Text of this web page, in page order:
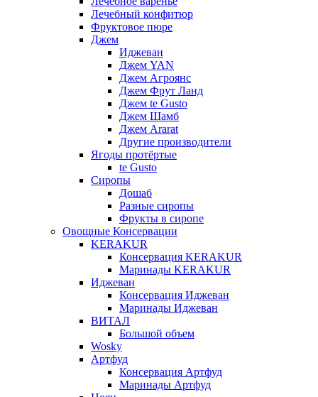
Лечебный конфитюр
Фруктовое пюре
Джем
Иджеван
Джем YAN
Джем Агроянс
Джем Фрут Ланд
Джем te Gusto
Джем Шамб
Джем Ararat
Другие производители
Ягоды протёртые
te Gusto
Сиропы
Дошаб
Разные сиропы
Фрукты в сиропе
Овощные Консервации
KERAKUR
Консервация KERAKUR
Маринады KERAKUR
Иджеван
Консервация Иджеван
Маринады Иджеван
ВИТАЛ
Большой объем
Wosky
Артфуд
Консервация Артфуд
Маринады Артфуд